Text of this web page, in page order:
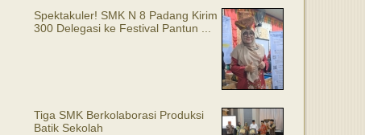
Spektakuler! SMK N 8 Padang Kirim
300 Delegasi ke Festival Pantun ...
Tiga SMK Berkolaborasi Produksi
Batik Sekolah